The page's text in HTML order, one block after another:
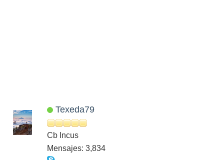
Texeda79
Cb Incus
Mensajes: 3,834